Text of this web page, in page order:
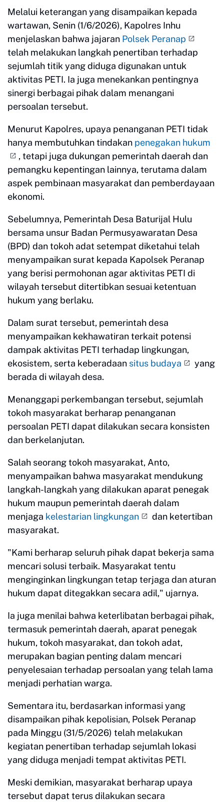
Melalui keterangan yang disampaikan kepada
wartawan, Senin (1/6/2026), Kapolres Inhu
menjelaskan bahwa jajaran Polsek Peranap
telah melakukan langkah penertiban terhadap
sejumlah titik yang diduga digunakan untuk
aktivitas PETI. Ia juga menekankan pentingnya
sinergi berbagai pihak dalam menangani
persoalan tersebut.
Menurut Kapolres, upaya penanganan PETI tidak
hanya membutuhkan tindakan penegakan hukum
, tetapi juga dukungan pemerintah daerah dan
pemangku kepentingan lainnya, terutama dalam
aspek pembinaan masyarakat dan pemberdayaan
ekonomi.
Sebelumnya, Pemerintah Desa Baturijal Hulu
bersama unsur Badan Permusyawaratan Desa
(BPD) dan tokoh adat setempat diketahui telah
menyampaikan surat kepada Kapolsek Peranap
yang berisi permohonan agar aktivitas PETI di
wilayah tersebut ditertibkan sesuai ketentuan
hukum yang berlaku.
Dalam surat tersebut, pemerintah desa
menyampaikan kekhawatiran terkait potensi
dampak aktivitas PETI terhadap lingkungan,
ekosistem, serta keberadaan situs budaya
yang
berada di wilayah desa.
Menanggapi perkembangan tersebut, sejumlah
tokoh masyarakat berharap penanganan
persoalan PETI dapat dilakukan secara konsisten
dan berkelanjutan.
Salah seorang tokoh masyarakat, Anto,
menyampaikan bahwa masyarakat mendukung
langkah-langkah yang dilakukan aparat penegak
hukum maupun pemerintah daerah dalam
menjaga kelestarian lingkungan
dan ketertiban
masyarakat.
"Kami berharap seluruh pihak dapat bekerja sama
mencari solusi terbaik. Masyarakat tentu
menginginkan lingkungan tetap terjaga dan aturan
hukum dapat ditegakkan secara adil," ujarnya.
Ia juga menilai bahwa keterlibatan berbagai pihak,
termasuk pemerintah daerah, aparat penegak
hukum, tokoh masyarakat, dan tokoh adat,
merupakan bagian penting dalam mencari
penyelesaian terhadap persoalan yang telah lama
menjadi perhatian warga.
Sementara itu, berdasarkan informasi yang
disampaikan pihak kepolisian, Polsek Peranap
pada Minggu (31/5/2026) telah melakukan
kegiatan penertiban terhadap sejumlah lokasi
yang diduga menjadi tempat aktivitas PETI.
Meski demikian, masyarakat berharap upaya
tersebut dapat terus dilakukan secara